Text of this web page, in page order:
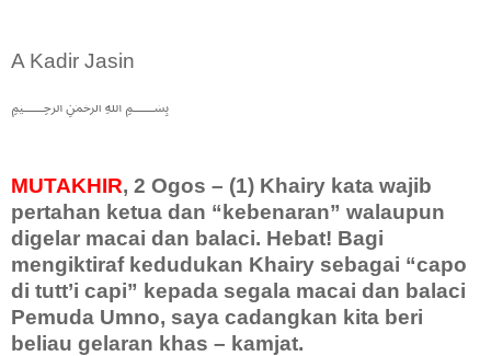
A Kadir Jasin
﷽
MUTAKHIR, 2 Ogos – (1) Khairy kata wajib
pertahan ketua dan “kebenaran” walaupun
digelar macai dan balaci. Hebat! Bagi
mengiktiraf kedudukan Khairy sebagai “capo
di tutt’i capi” kepada segala macai dan balaci
Pemuda Umno, saya cadangkan kita beri
beliau gelaran khas – kamjat.